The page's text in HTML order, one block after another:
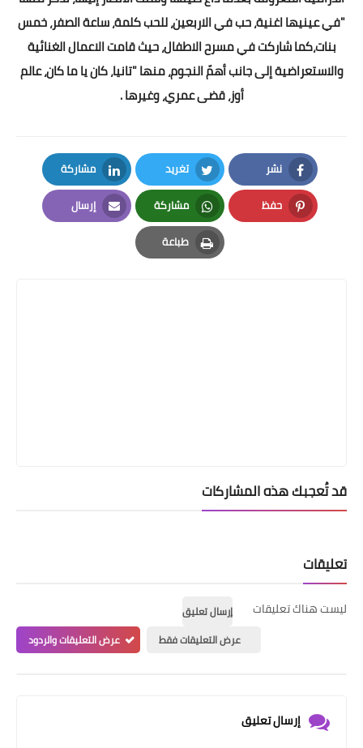
"في عينيها اغنية، حب في الاربعين، للحب كلمة، ساعة الصفر، خمس
بنات،كما شاركت في مسرح الاطفال، حيث قامت الاعمال الغنائية
والاستعراضية إلى جانب أهمّ النجوم، منها "تانيا، كان يا ما كان، عالم
أوز، قضى عمري، وغيرها .
نشر
Facebook
تغريد
Twitter
مشاركة
LinkedIn
حفظ
Pinterest
مشاركة
Whatsapp
إرسال
Email
طباعة
Print
قد تُعجبك هذه المشاركات
تعليقات
ليست هناك تعليقات
إرسال تعليق
عرض التعليقات فقط
عرض التعليقات والردود
إرسال تعليق